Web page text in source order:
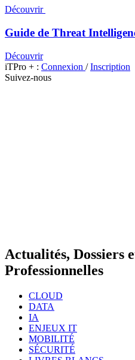
Découvrir
Guide de Threat
Découvrir
iTPro + : Connexion /Inscription
Suivez-nous
Actualités, Dossiers
Professionnelles
CLOUD
DATA
IA
ENJEUX IT
MOBILITÉ
SÉCURITÉ